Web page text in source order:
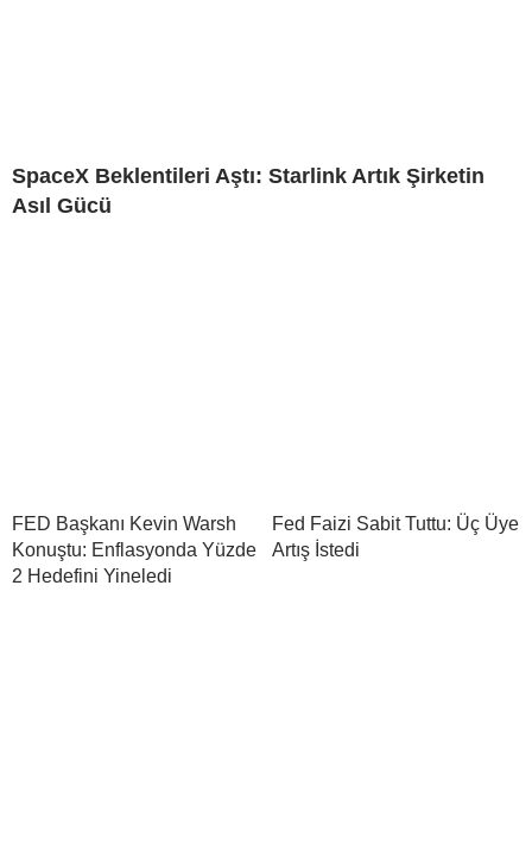
SpaceX Beklentileri Aştı: Starlink Artık Şirketin
Asıl Gücü
FED Başkanı Kevin Warsh
Konuştu: Enflasyonda Yüzde
2 Hedefini Yineledi
Fed Faizi Sabit Tuttu: Üç Üye
Artış İstedi